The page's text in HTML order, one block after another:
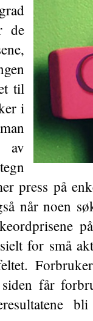
de
til
i
press på
når noen
for små
får